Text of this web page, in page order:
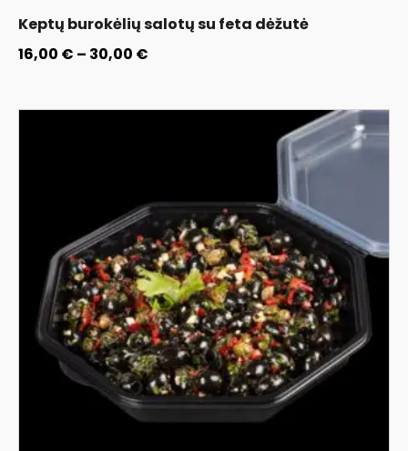
Keptų burokėlių salotų su feta dėžutė
16,00 € – 30,00 €